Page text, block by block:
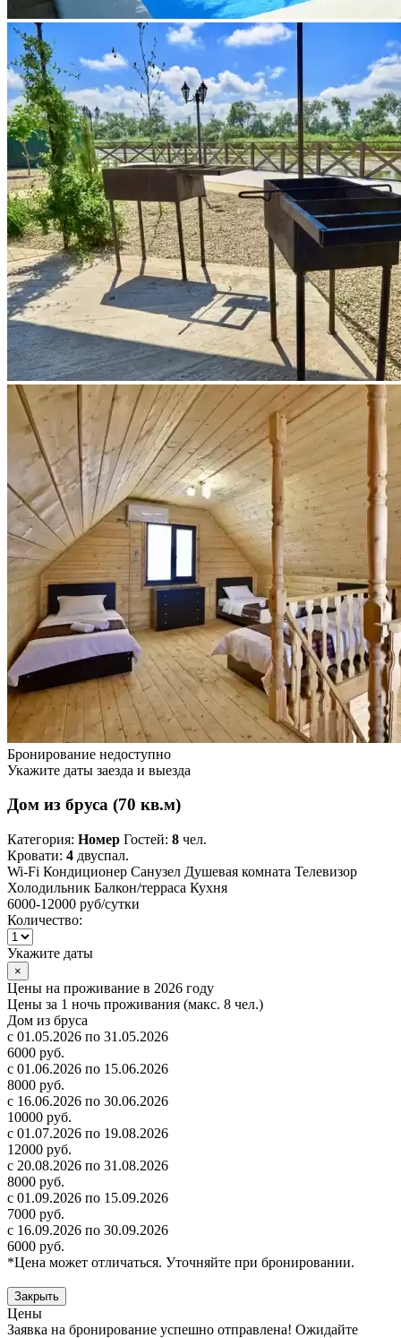
Бронирование недоступно
Укажите даты заезда и выезда
Дом из бруса (70 кв.м)
Категория: Номер Гостей: 8 чел.
Кровати: 4 двуспал.
Wi-Fi Кондиционер Санузел Душевая комната Телевизор
Холодильник Балкон/терраса Кухня
6000-12000 руб/сутки
Количество:
Укажите даты
×
Цены на проживание в 2026 году
Цены за 1 ночь проживания (макс. 8 чел.)
Дом из бруса
с 01.05.2026 по 31.05.2026
6000 руб.
с 01.06.2026 по 15.06.2026
8000 руб.
с 16.06.2026 по 30.06.2026
10000 руб.
с 01.07.2026 по 19.08.2026
12000 руб.
с 20.08.2026 по 31.08.2026
8000 руб.
с 01.09.2026 по 15.09.2026
7000 руб.
с 16.09.2026 по 30.09.2026
6000 руб.
*Цена может отличаться. Уточняйте при бронировании.
Закрыть
Цены
Заявка на бронирование успешно отправлена! Ожидайте